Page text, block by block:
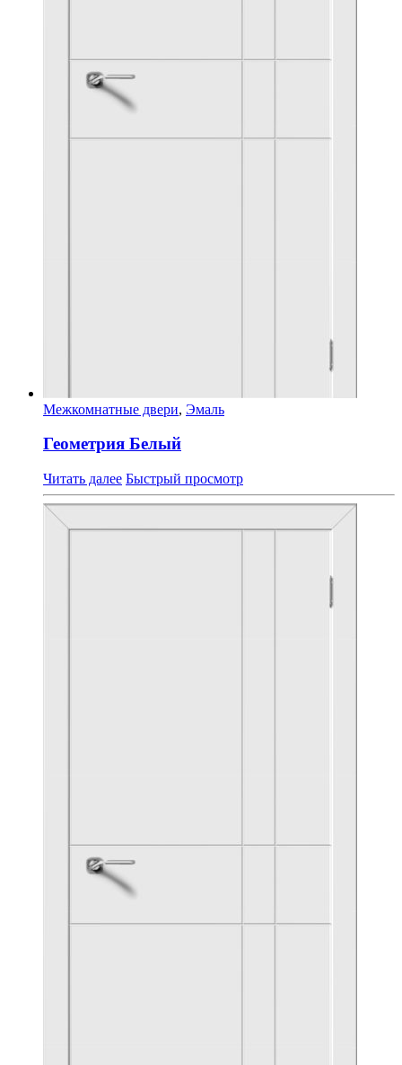
Межкомнатные двери, Эмаль
Геометрия Белый
Читать далее Быстрый просмотр